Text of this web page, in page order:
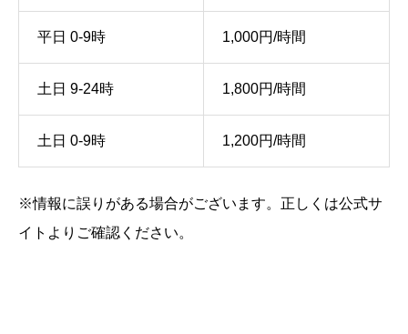
平日 0-9時 1,000円/時間
土日 9-24時 1,800円/時間
土日 0-9時 1,200円/時間
※情報に誤りがある場合がございます。正しくは公式サ
イトよりご確認ください。